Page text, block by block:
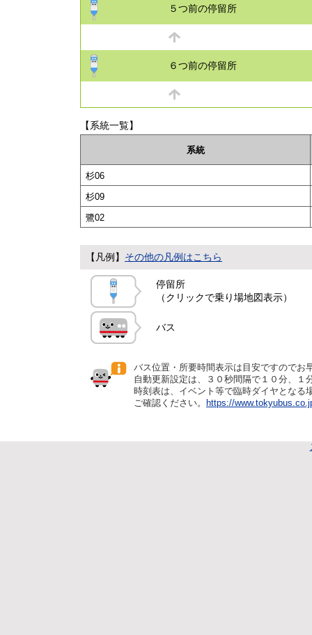
５つ前の停留所
６つ前の停留所
【系統一覧】
系統
杉06
杉09
鷺02
【凡例】 その他の凡例はこちら
停留所
（クリックで乗り場地図表示）
バス
バス位置・所要時間表示は目安ですのでお
自動更新設定は、３０秒間隔で１０分、１
時刻表は、イベント等で臨時ダイヤとなる
ご確認ください。
https://